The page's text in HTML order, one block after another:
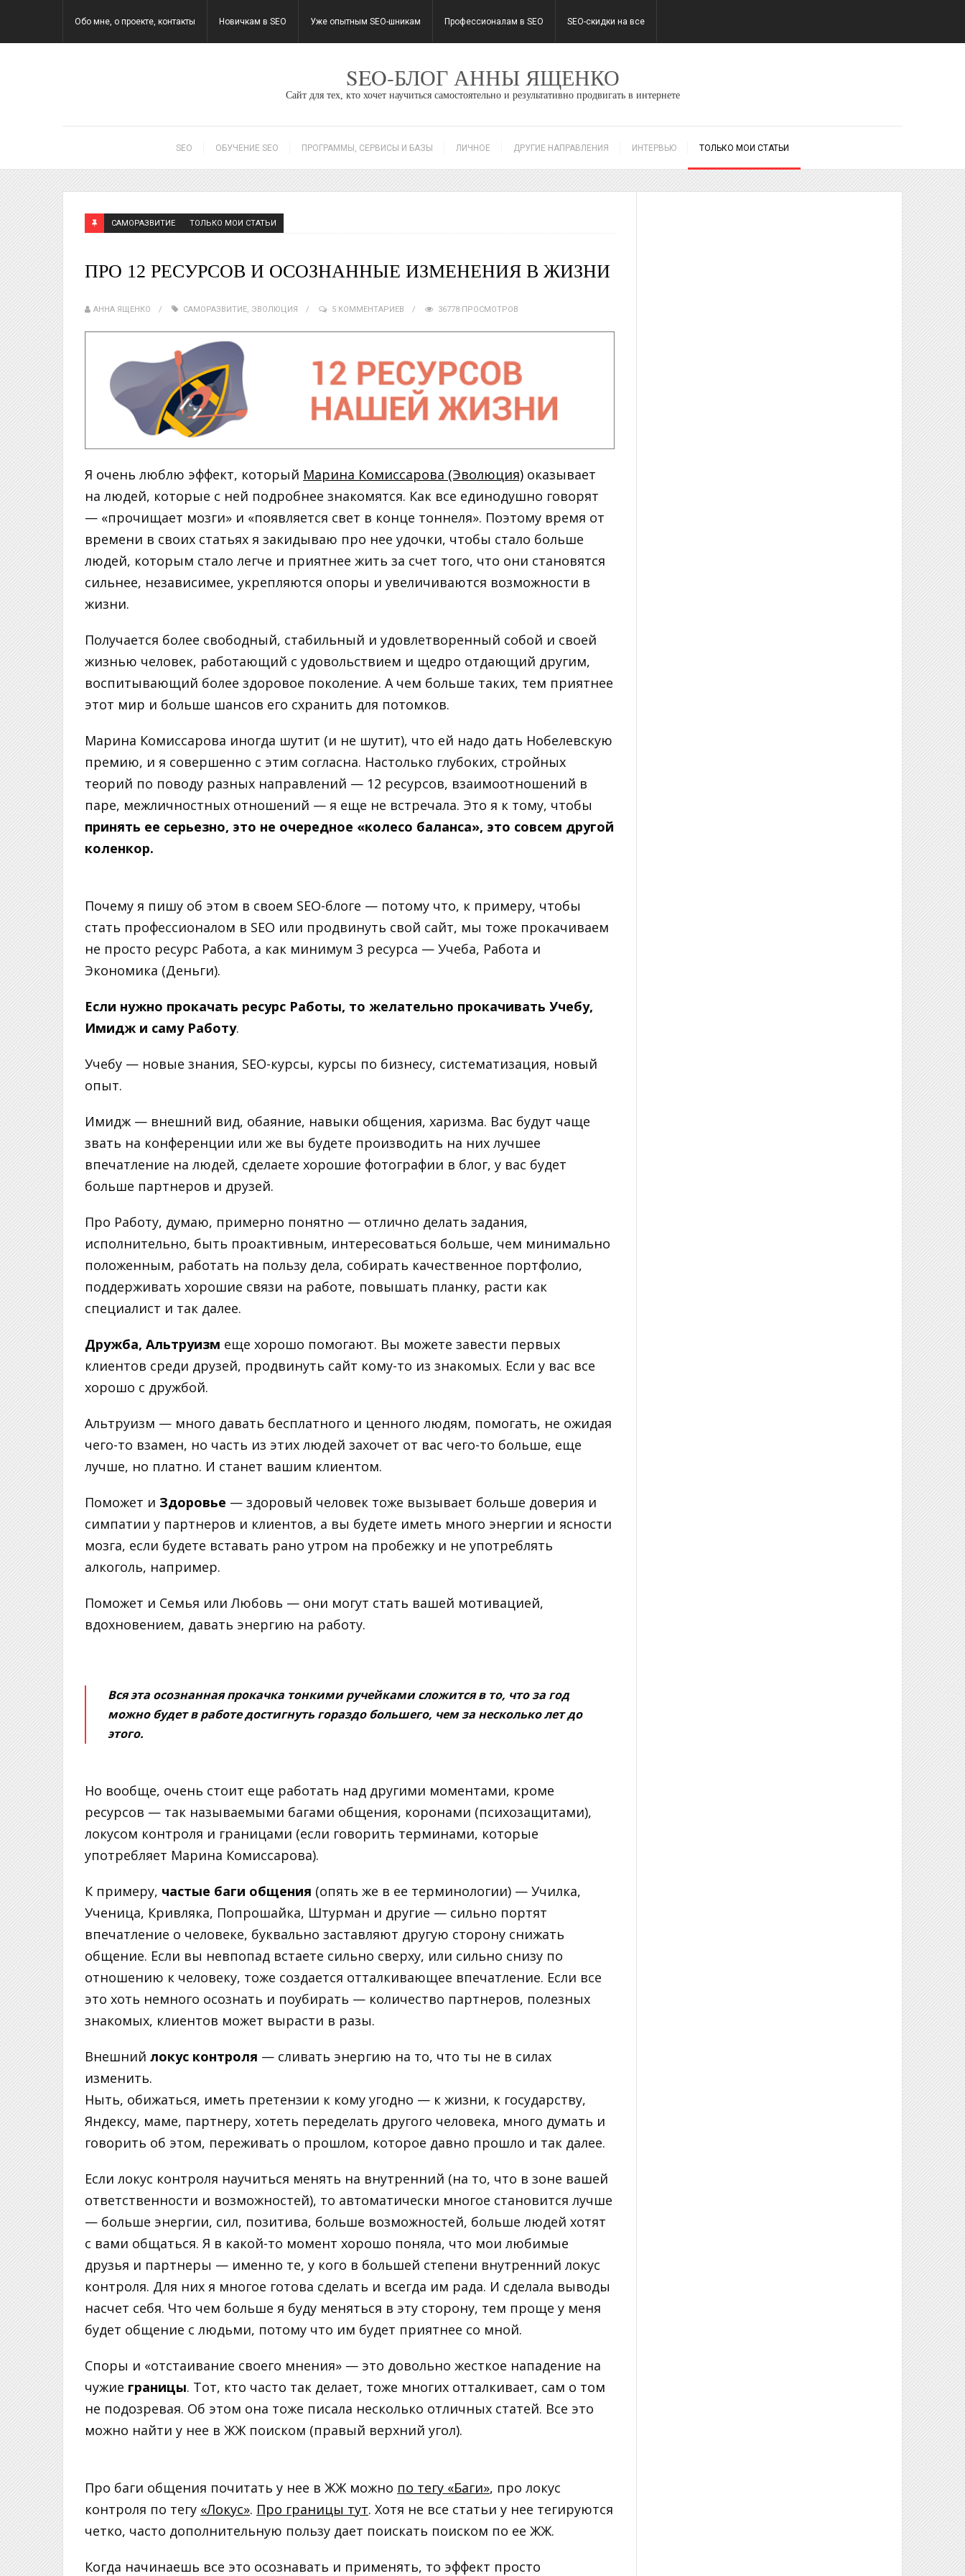
Обо мне, о проекте, контакты Новичкам в SEO Уже опытным SEO-шникам Профессионалам в SEO SEO-скидки на все
SEO-БЛОГ АННЫ ЯЩЕНКО
Сайт для тех, кто хочет научиться самостоятельно и результативно продвигать в интернете
SEO ОБУЧЕНИЕ SEO ПРОГРАММЫ, СЕРВИСЫ И БАЗЫ ЛИЧНОЕ ДРУГИЕ НАПРАВЛЕНИЯ ИНТЕРВЬЮ ТОЛЬКО МОИ СТАТЬИ
САМОРАЗВИТИЕ ТОЛЬКО МОИ СТАТЬИ
ПРО 12 РЕСУРСОВ И ОСОЗНАННЫЕ ИЗМЕНЕНИЯ В ЖИЗНИ
АННА ЯЩЕНКО САМОРАЗВИТИЕ, ЭВОЛЮЦИЯ 5 КОММЕНТАРИЕВ 36778 ПРОСМОТРОВ
Я очень люблю эффект, который Марина Комиссарова (Эволюция) оказывает
на людей, которые с ней подробнее знакомятся. Как все единодушно говорят
— «прочищает мозги» и «появляется свет в конце тоннеля». Поэтому время от
времени в своих статьях я закидываю про нее удочки, чтобы стало больше
людей, которым стало легче и приятнее жить за счет того, что они становятся
сильнее, независимее, укрепляются опоры и увеличиваются возможности в
жизни.
Получается более свободный, стабильный и удовлетворенный собой и своей
жизнью человек, работающий с удовольствием и щедро отдающий другим,
воспитывающий более здоровое поколение. А чем больше таких, тем приятнее
этот мир и больше шансов его схранить для потомков.
Марина Комиссарова иногда шутит (и не шутит), что ей надо дать Нобелевскую
премию, и я совершенно с этим согласна. Настолько глубоких, стройных
теорий по поводу разных направлений — 12 ресурсов, взаимоотношений в
паре, межличностных отношений — я еще не встречала. Это я к тому, чтобы
принять ее серьезно, это не очередное «колесо баланса», это совсем другой
коленкор.
Почему я пишу об этом в своем SEO-блоге — потому что, к примеру, чтобы
стать профессионалом в SEO или продвинуть свой сайт, мы тоже прокачиваем
не просто ресурс Работа, а как минимум 3 ресурса — Учеба, Работа и
Экономика (Деньги).
Если нужно прокачать ресурс Работы, то желательно прокачивать Учебу,
Имидж и саму Работу.
Учебу — новые знания, SEO-курсы, курсы по бизнесу, систематизация, новый
опыт.
Имидж — внешний вид, обаяние, навыки общения, харизма. Вас будут чаще
звать на конференции или же вы будете производить на них лучшее
впечатление на людей, сделаете хорошие фотографии в блог, у вас будет
больше партнеров и друзей.
Про Работу, думаю, примерно понятно — отлично делать задания,
исполнительно, быть проактивным, интересоваться больше, чем минимально
положенным, работать на пользу дела, собирать качественное портфолио,
поддерживать хорошие связи на работе, повышать планку, расти как
специалист и так далее.
Дружба, Альтруизм еще хорошо помогают. Вы можете завести первых
клиентов среди друзей, продвинуть сайт кому-то из знакомых. Если у вас все
хорошо с дружбой.
Альтруизм — много давать бесплатного и ценного людям, помогать, не ожидая
чего-то взамен, но часть из этих людей захочет от вас чего-то больше, еще
лучше, но платно. И станет вашим клиентом.
Поможет и Здоровье — здоровый человек тоже вызывает больше доверия и
симпатии у партнеров и клиентов, а вы будете иметь много энергии и ясности
мозга, если будете вставать рано утром на пробежку и не употреблять
алкоголь, например.
Поможет и Семья или Любовь — они могут стать вашей мотивацией,
вдохновением, давать энергию на работу.
Вся эта осознанная прокачка тонкими ручейками сложится в то, что за год
можно будет в работе достигнуть гораздо большего, чем за несколько лет до
этого.
Но вообще, очень стоит еще работать над другими моментами, кроме
ресурсов — так называемыми багами общения, коронами (психозащитами),
локусом контроля и границами (если говорить терминами, которые
употребляет Марина Комиссарова).
К примеру, частые баги общения (опять же в ее терминологии) — Училка,
Ученица, Кривляка, Попрошайка, Штурман и другие — сильно портят
впечатление о человеке, буквально заставляют другую сторону снижать
общение. Если вы невпопад встаете сильно сверху, или сильно снизу по
отношению к человеку, тоже создается отталкивающее впечатление. Если все
это хоть немного осознать и поубирать — количество партнеров, полезных
знакомых, клиентов может вырасти в разы.
Внешний локус контроля — сливать энергию на то, что ты не в силах
изменить.
Ныть, обижаться, иметь претензии к кому угодно — к жизни, к государству,
Яндексу, маме, партнеру, хотеть переделать другого человека, много думать и
говорить об этом, переживать о прошлом, которое давно прошло и так далее.
Если локус контроля научиться менять на внутренний (на то, что в зоне вашей
ответственности и возможностей), то автоматически многое становится лучше
— больше энергии, сил, позитива, больше возможностей, больше людей хотят
с вами общаться. Я в какой-то момент хорошо поняла, что мои любимые
друзья и партнеры — именно те, у кого в большей степени внутренний локус
контроля. Для них я многое готова сделать и всегда им рада. И сделала выводы
насчет себя. Что чем больше я буду меняться в эту сторону, тем проще у меня
будет общение с людьми, потому что им будет приятнее со мной.
Споры и «отстаивание своего мнения» — это довольно жесткое нападение на
чужие границы. Тот, кто часто так делает, тоже многих отталкивает, сам о том
не подозревая. Об этом она тоже писала несколько отличных статей. Все это
можно найти у нее в ЖЖ поиском (правый верхний угол).
Про баги общения почитать у нее в ЖЖ можно по тегу «Баги», про локус
контроля по тегу «Локус». Про границы тут. Хотя не все статьи у нее тегируются
четко, часто дополнительную пользу дает поискать поиском по ее ЖЖ.
Когда начинаешь все это осознавать и применять, то эффект просто